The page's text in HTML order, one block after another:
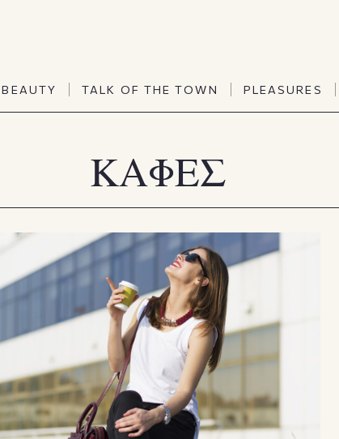
Travel & Life
BEAUTY TALK OF THE TOWN PLEASURES
TALK OF THE TOWN
ΚΑΦΕΣ